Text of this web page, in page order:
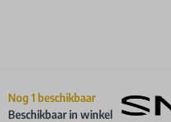
Nog 1 beschikbaar
Beschikbaar in winkel